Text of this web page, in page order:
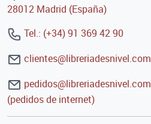
28012 Madrid (España)
Tel.: (+34) 91 369 42 90
clientes@libreriadesnivel.com
pedidos@libreriadesnivel.com
(pedidos de internet)